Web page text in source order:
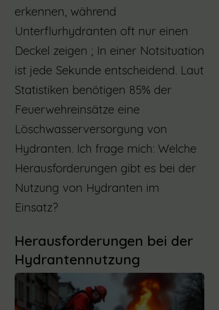
erkennen, während
Unterflurhydranten oft nur einen
Deckel zeigen ; In einer Notsituation
ist jede Sekunde entscheidend. Laut
Statistiken benötigen 85% der
Feuerwehreinsätze eine
Löschwasserversorgung von
Hydranten. Ich frage mich: Welche
Herausforderungen gibt es bei der
Nutzung von Hydranten im
Einsatz?
Herausforderungen bei der
Hydrantennutzung